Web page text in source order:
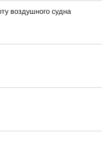
воздушного судна